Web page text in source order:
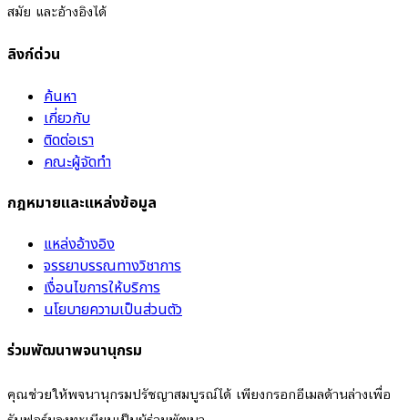
สมัย และอ้างอิงได้
ลิงก์ด่วน
ค้นหา
เกี่ยวกับ
ติดต่อเรา
คณะผู้จัดทำ
กฎหมายและแหล่งข้อมูล
แหล่งอ้างอิง
จรรยาบรรณทางวิชาการ
เงื่อนไขการให้บริการ
นโยบายความเป็นส่วนตัว
ร่วมพัฒนาพจนานุกรม
คุณช่วยให้พจนานุกรมปรัชญาสมบูรณ์ได้ เพียงกรอกอีเมลด้านล่างเพื่อ